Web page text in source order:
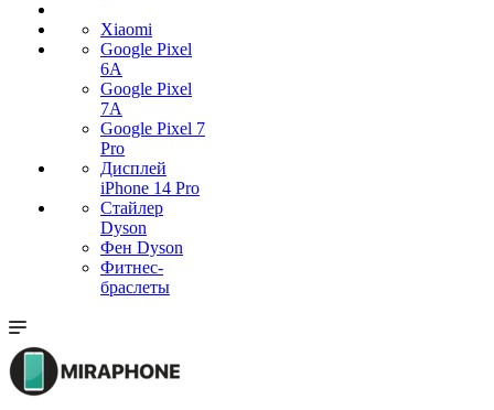
Xiaomi
Google Pixel
6A
Google Pixel
7А
Google Pixel 7
Pro
Дисплей
iPhone 14 Pro
Стайлер
Dyson
Фен Dyson
Фитнес-
браслеты